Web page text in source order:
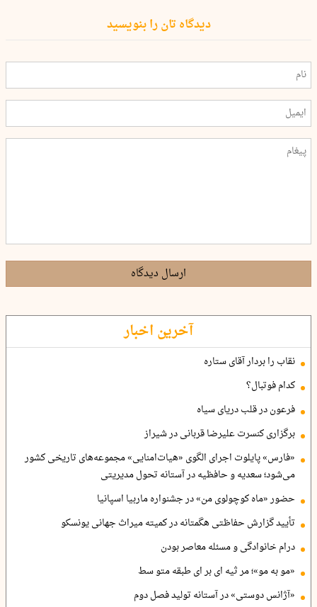
دیدگاه تان را بنویسید
ارسال دیدگاه
آخرین اخبار
نقاب را بردار آقای ستاره
کدام فوتبال؟
فرعون در قلب دریای سیاه
برگزاری کنسرت علیرضا قربانی در شیراز
«فارس» پایلوت اجرای الگوی «هیات‌امنایی» مجموعه‌های تاریخی کشور
می‌شود؛ سعدیه و حافظیه در آستانه تحول مدیریتی
حضور «ماه کوچولوی من» در جشنواره ماربیا اسپانیا
تأیید گزارش حفاظتی هگمتانه در کمیته میراث جهانی یونسکو
درام خانوادگی و مسئله معاصر بودن
«مو به مو»؛ مر ثیه ای بر ای طبقه متو سط
«آژانس دوستی» در آستانه تولید فصل دوم